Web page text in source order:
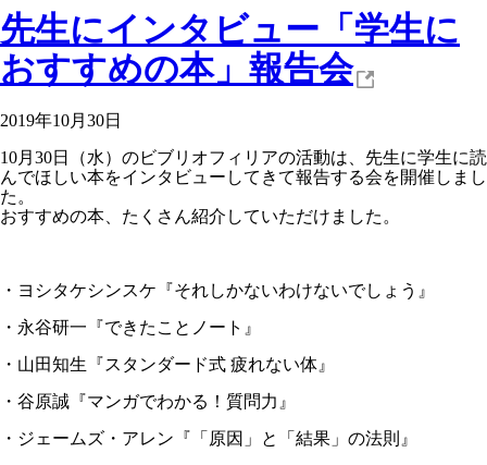
先生にインタビュー「学生に
おすすめの本」報告会
2019年10月30日
10月30日（水）のビブリオフィリアの活動は、先生に学生に読
んでほしい本をインタビューしてきて報告する会を開催しまし
た。
おすすめの本、たくさん紹介していただけました。
・ヨシタケシンスケ『それしかないわけないでしょう』
・永谷研一『できたことノート』
・山田知生『スタンダード式 疲れない体』
・谷原誠『マンガでわかる！質問力』
・ジェームズ・アレン『「原因」と「結果」の法則』